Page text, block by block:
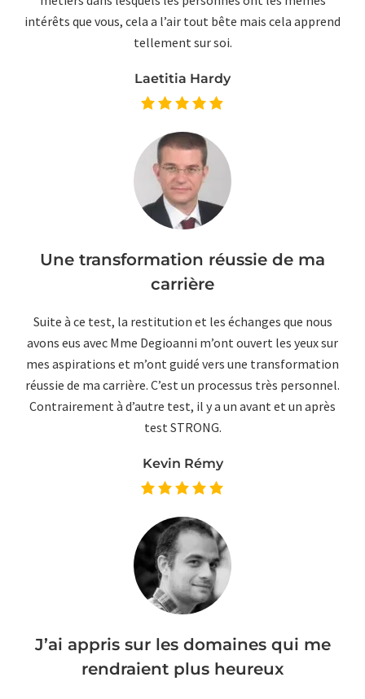
intérêts que vous, cela a l’air tout bête mais cela apprend
tellement sur soi.
Laetitia Hardy
Une transformation réussie de ma
carrière
Suite à ce test, la restitution et les échanges que nous
avons eus avec Mme Degioanni m’ont ouvert les yeux sur
mes aspirations et m’ont guidé vers une transformation
réussie de ma carrière. C’est un processus très personnel.
Contrairement à d’autre test, il y a un avant et un après
test STRONG.
Kevin Rémy
J’ai appris sur les domaines qui me
rendraient plus heureux